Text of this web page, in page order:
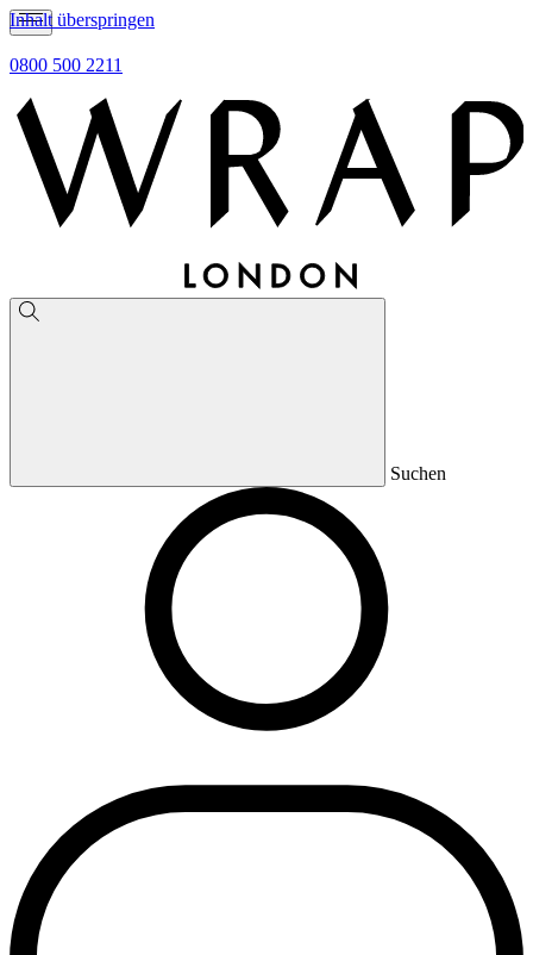
Inhalt überspringen
0800 500 2211
Suchen